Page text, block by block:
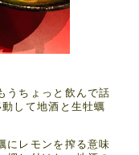
うちょっと飲んで話
して地酒と生牡蠣
にレモンを搾る意味